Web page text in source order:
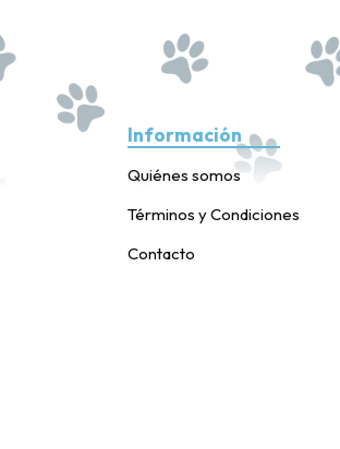
Información
Quiénes somos
Términos y Condiciones
Contacto